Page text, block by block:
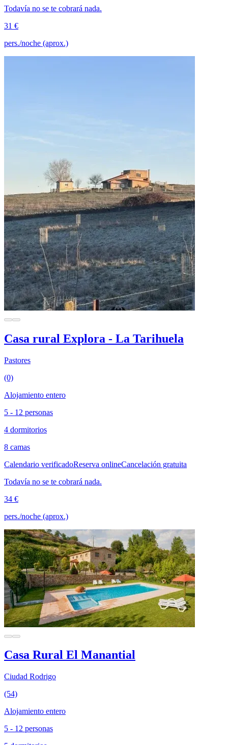
Todavía no se te cobrará nada.
31 €
pers./noche (aprox.)
Casa rural Explora - La Tarihuela
Pastores
(0)
Alojamiento entero
5 - 12 personas
4 dormitorios
8 camas
Calendario verificadoReserva onlineCancelación gratuita
Todavía no se te cobrará nada.
34 €
pers./noche (aprox.)
Casa Rural El Manantial
Ciudad Rodrigo
(54)
Alojamiento entero
5 - 12 personas